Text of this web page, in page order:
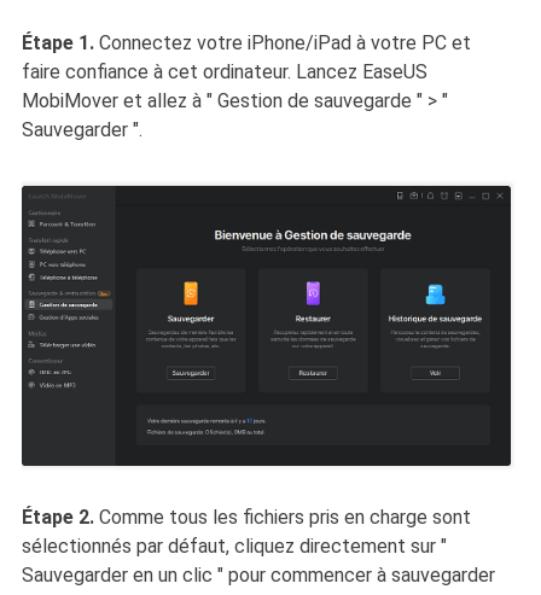
Étape 1.Connectez votre iPhone/iPad à votre PC et
faire confiance à cet ordinateur. Lancez EaseUS
MobiMover et allez à " Gestion de sauvegarde " > "
Sauvegarder ".
Étape 2.Comme tous les fichiers pris en charge sont
sélectionnés par défaut, cliquez directement sur "
Sauvegarder en un clic " pour commencer à sauvegarder